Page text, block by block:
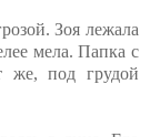
Зоя лежала
мела. Папка с
же, под грудой